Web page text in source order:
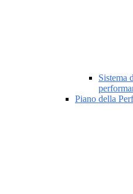
Sistema
Piano della